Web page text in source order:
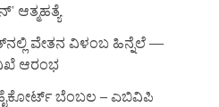
ಆತ್ಮಹತ್ಯೆ
ವೇತನ ವಿಳಂಬ ಹಿನ್ನೆಲೆ —
ಆರಂಭ
ಬೆಂಬಲ – ಎಬಿವಿಪಿ